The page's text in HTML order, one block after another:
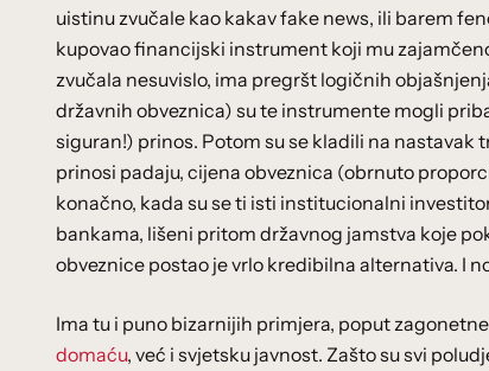
uistinu zvučale kao kakav fake news, ili barem
kupovao financijski instrument koji mu
zvučala nesuvislo, ima pregršt logičnih
državnih obveznica) su te instrumente mogli
siguran!) prinos. Potom su se kladili na
prinosi padaju, cijena obveznica (obrnuto
konačno, kada su se ti isti institucionalni
bankama, lišeni pritom državnog jamstva koje
obveznice postao je vrlo kredibilna alternativa. I
Ima tu i puno bizarnijih primjera, poput
domaću, već i svjetsku javnost. Zašto su svi